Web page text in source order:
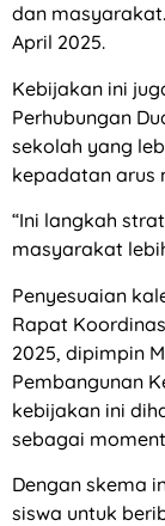
dan
April 2025.
Kebijakan ini
Perhubungan
sekolah yang
kepadatan arus
“Ini langkah
masyarakat
Penyesuaian
Rapat
2025, dipimpin
Pembangunan
kebijakan ini
sebagai
Dengan skema
siswa untuk